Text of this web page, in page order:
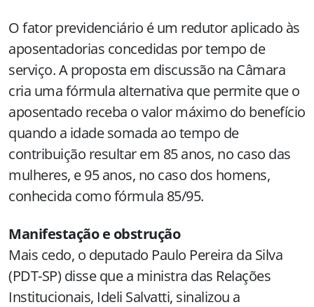
O fator previdenciário é um redutor aplicado às
aposentadorias concedidas por tempo de
serviço. A proposta em discussão na Câmara
cria uma fórmula alternativa que permite que o
aposentado receba o valor máximo do benefício
quando a idade somada ao tempo de
contribuição resultar em 85 anos, no caso das
mulheres, e 95 anos, no caso dos homens,
conhecida como fórmula 85/95.
Manifestação e obstrução
Mais cedo, o deputado Paulo Pereira da Silva
(PDT-SP) disse que a ministra das Relações
Institucionais, Ideli Salvatti, sinalizou a